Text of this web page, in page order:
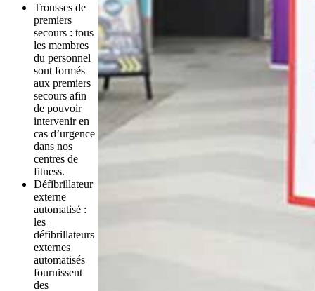
Trousses de
premiers
secours : tous
les membres
du personnel
sont formés
aux premiers
secours afin
de pouvoir
intervenir en
cas d’urgence
dans nos
centres de
fitness.
Défibrillateur
externe
automatisé :
les
défibrillateurs
externes
automatisés
fournissent
des